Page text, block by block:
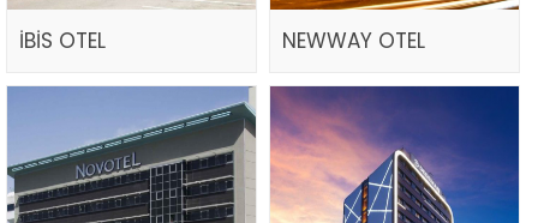
İBİS OTEL NEWWAY OTEL